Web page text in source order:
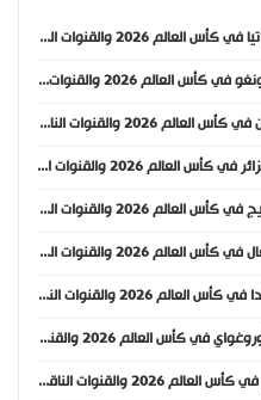
موعد مباراة إنجلترا وكرواتيا في كأس العالم 2026 والقنوات الناقلة
موعد مباراة البرتغال والكونغو في كأس العالم 2026 والقنوات الناقلة
موعد مباراة النمسا والأردن في كأس العالم 2026 والقنوات الناقلة
موعد مباراة الأرجنتين والجزائر في كأس العالم 2026 والقنوات الناقلة
موعد مباراة العراق والنرويج في كأس العالم 2026 والقنوات الناقلة
موعد مباراة فرنسا والسنغال في كأس العالم 2026 والقنوات الناقلة
موعد مباراة إيران ونيوزيلندا في كأس العالم 2026 والقنوات الناقلة
موعد مباراة السعودية وأوروغواي في كأس العالم 2026 والقنوات الناقلة
موعد مباراة بلجيكا ومصر في كأس العالم 2026 والقنوات الناقلة